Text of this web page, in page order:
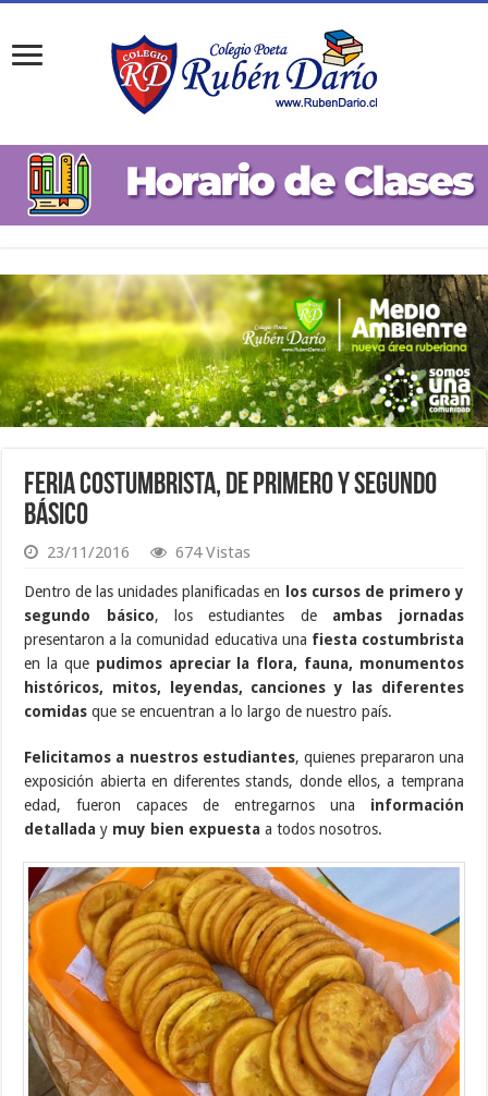
Feria Costumbrista, de Primero y Segundo
Básico
23/11/2016 674 Vistas
Dentro de las unidades planificadas en
los cursos de primero y
segundo básico, los estudiantes de ambas jornadas
presentaron a la comunidad educativa una fiesta costumbrista
en la que pudimos apreciar la flora, fauna, monumentos
históricos, mitos, leyendas, canciones y las diferentes
comidas que se encuentran a lo largo de nuestro país.
Felicitamos a nuestros estudiantes, quienes prepararon una
exposición abierta en diferentes stands, donde ellos, a temprana
edad, fueron capaces de entregarnos una información
detallada y muy bien expuesta a todos nosotros.